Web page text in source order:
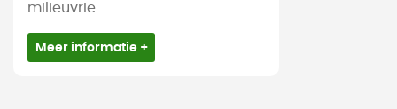
milieuvrie
Meer informatie +